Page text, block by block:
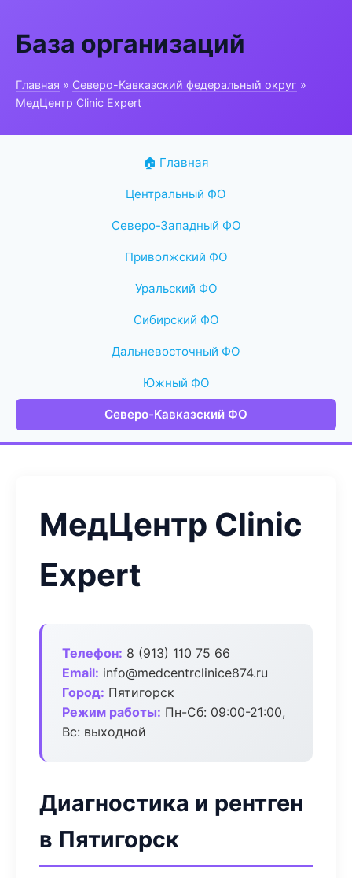
База организаций
Главная » Северо-Кавказский федеральный округ »
МедЦентр Clinic Expert
🏠 Главная
Центральный ФО
Северо-Западный ФО
Приволжский ФО
Уральский ФО
Сибирский ФО
Дальневосточный ФО
Южный ФО
Северо-Кавказский ФО
МедЦентр Clinic
Expert
Телефон: 8 (913) 110 75 66
Email: info@medcentrclinice874.ru
Город: Пятигорск
Режим работы: Пн-Сб: 09:00-21:00,
Вс: выходной
Диагностика и рентген
в Пятигорск